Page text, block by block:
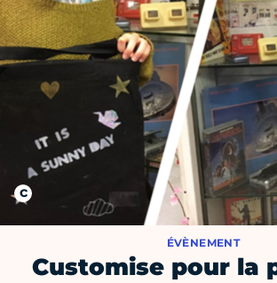
ÉVÈNEMENT
Customise pour la